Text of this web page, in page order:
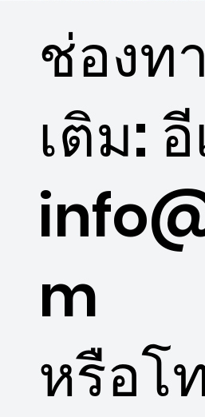
ช่องท
เติม:
m
หรือโ